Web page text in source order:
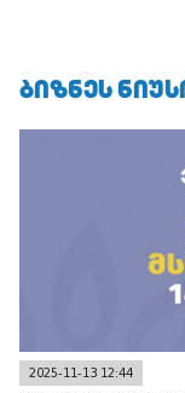
ᲑᲘᲖᲜᲔᲡ
2025-11-13 12:44